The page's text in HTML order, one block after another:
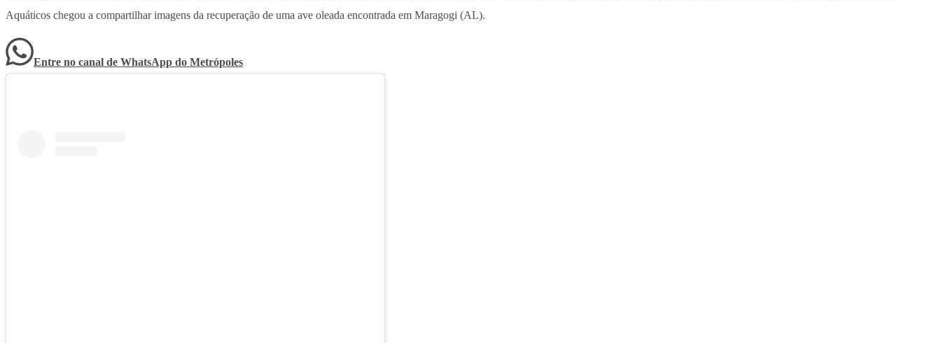
Aquáticos chegou a compartilhar imagens da recuperação de uma ave oleada encontrada em Maragogi (AL).
Entre no canal de WhatsApp do Metrópoles